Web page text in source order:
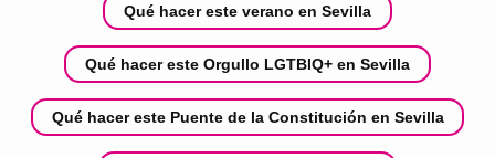
Qué hacer este verano en Sevilla
Qué hacer este Orgullo LGTBIQ+ en Sevilla
Qué hacer este Puente de la Constitución en Sevilla